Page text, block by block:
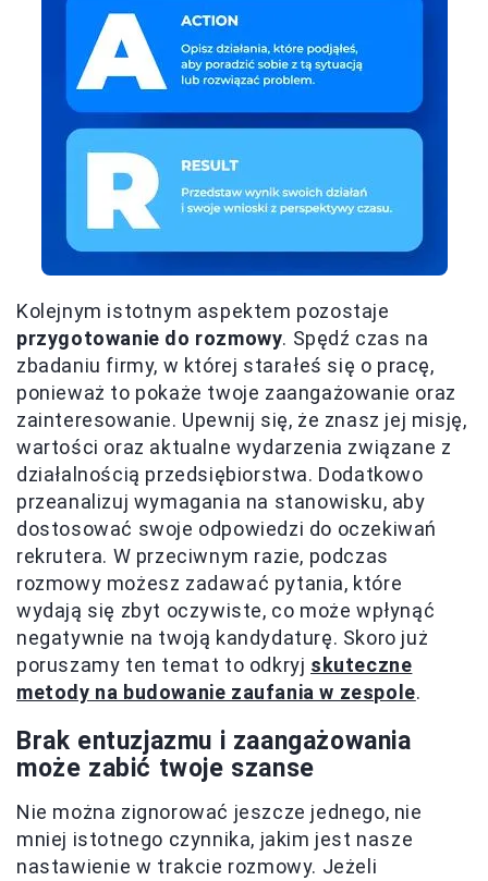
Kolejnym istotnym aspektem pozostaje
przygotowanie do rozmowy. Spędź czas na
zbadaniu firmy, w której starałeś się o pracę,
ponieważ to pokaże twoje zaangażowanie oraz
zainteresowanie. Upewnij się, że znasz jej misję,
wartości oraz aktualne wydarzenia związane z
działalnością przedsiębiorstwa. Dodatkowo
przeanalizuj wymagania na stanowisku, aby
dostosować swoje odpowiedzi do oczekiwań
rekrutera. W przeciwnym razie, podczas
rozmowy możesz zadawać pytania, które
wydają się zbyt oczywiste, co może wpłynąć
negatywnie na twoją kandydaturę. Skoro już
poruszamy ten temat to odkryj skuteczne
metody na budowanie zaufania w zespole.
Brak entuzjazmu i zaangażowania
może zabić twoje szanse
Nie można zignorować jeszcze jednego, nie
mniej istotnego czynnika, jakim jest nasze
nastawienie w trakcie rozmowy. Jeżeli